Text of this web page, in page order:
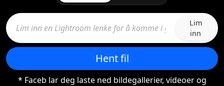
Lim
inn
Hent fil
* Faceb lar deg laste ned bildegallerier, videoer og